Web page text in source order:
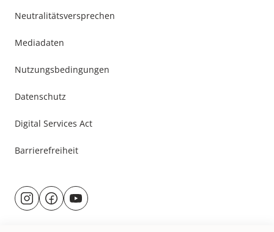
Neutralitätsversprechen
Mediadaten
Nutzungsbedingungen
Datenschutz
Digital Services Act
Barrierefreiheit
Besuche
uns@rund.ums.baby
facebook.com/rundumsbaby.de
youtube.com/@rundumsbaby_